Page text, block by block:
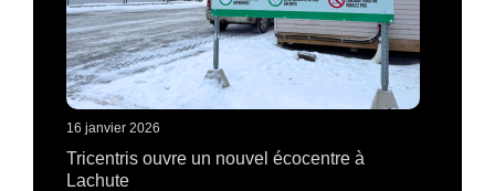
16 janvier 2026
Tricentris ouvre un nouvel écocentre à
Lachute